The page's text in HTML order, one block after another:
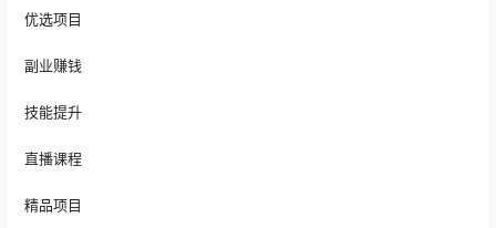
优选项目
副业赚钱
技能提升
直播课程
精品项目